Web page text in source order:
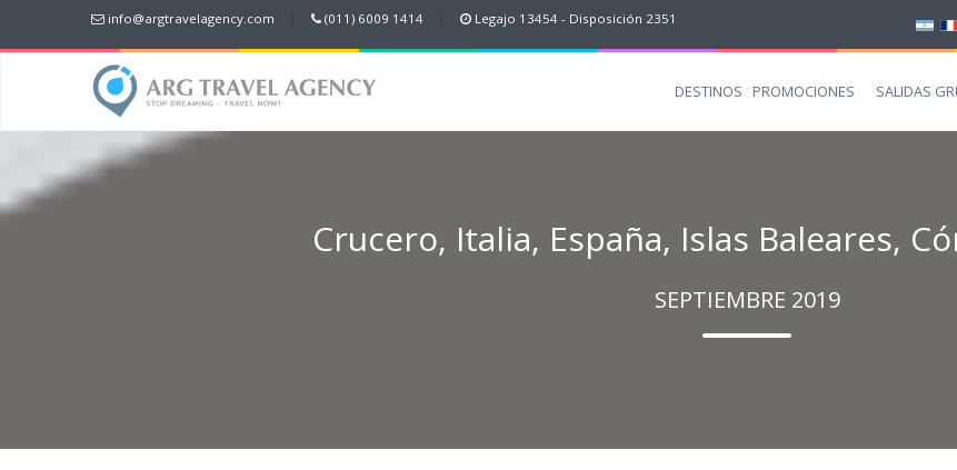
info@argtravelagency.com (011) 6009 1414 Legajo 13454 - Disposición 2351
DESTINOS PROMOCIONES SALIDAS
Crucero, Italia, España, Islas Baleares,
SEPTIEMBRE 2019